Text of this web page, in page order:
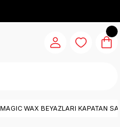
MAGIC WAX BEYAZLARI KAPATAN